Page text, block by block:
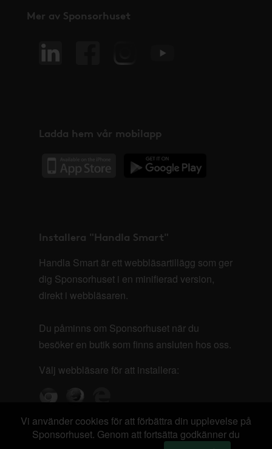
Mer av Sponsorhuset
Ladda hem vår mobilapp
Installera "Handla Smart"
Handla Smart är ett webbläsartillägg som ger
dig Sponsorhuset i en minifierad version,
direkt i webbläsaren.
Du påminns om Sponsorhuset när du
besöker en butik som finns ansluten hos oss.
Välj webbläsare för att installera:
Vi använder cookies för att förbättra din upplevelse på
Sponsorhuset. Genom att fortsätta godkänner du